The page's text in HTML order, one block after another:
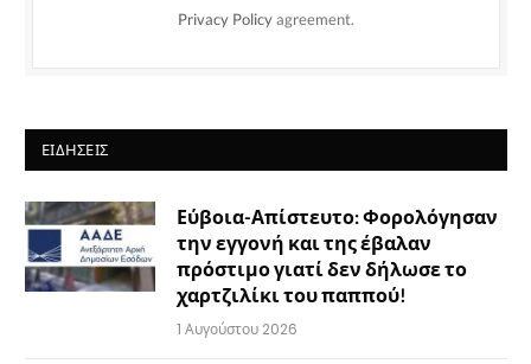
Privacy Policy agreement.
ΕΙΔΉΣΕΙΣ
Εύβοια-Απίστευτο: Φορολόγησαν
την εγγονή και της έβαλαν
πρόστιμο γιατί δεν δήλωσε το
χαρτζιλίκι του παππού!
1 Αυγούστου 2026